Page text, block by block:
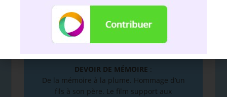
DEVOIR DE MÉMOIRE :
De la mémoire à la plume. Hommage d’un
fils à son père. Le film support aux